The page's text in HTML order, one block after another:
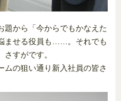
題から「今からでもかなえた
ませる役員も……。それでも
すがです。
ムの狙い通り新入社員の皆さ